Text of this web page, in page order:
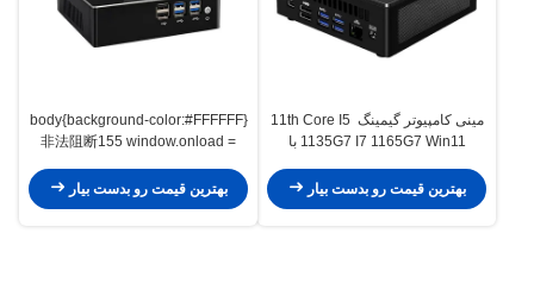
مینی کامپیوتر گیمینگ 11th Core I5 ​​
1135G7 I7 1165G7 Win11 با
Thunderbolt 4 WIFI 6 nuc
بهترین قیمت رو بدست بیار
body{background-color:#FFFFFF}
非法阻断155 window.onload =
بهترین قیمت رو بدست بیار